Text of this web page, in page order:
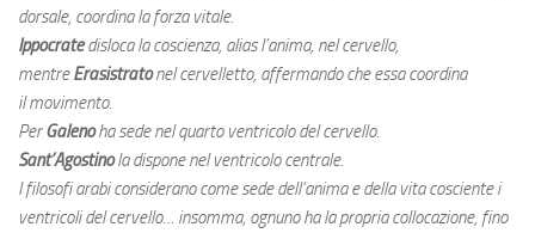
dorsale, coordina la forza vitale.
Ippocratedisloca la coscienza, alias l’anima, nel cervello,
mentreErasistratonel cervelletto, affermando che essa coordina
il movimento.
PerGalenoha sede nel quarto ventricolo del cervello.
Sant’Agostinola dispone nel ventricolo centrale.
I filosofi arabi considerano come sede dell’anima e della vita cosciente i
ventricoli del cervello… insomma, ognuno ha la propria collocazione, fino